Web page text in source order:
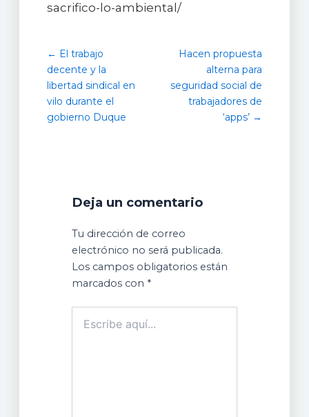
sacrifico-lo-ambiental/
← El trabajo
decente y la
libertad sindical en
vilo durante el
gobierno Duque
Hacen propuesta
alterna para
seguridad social de
trabajadores de
‘apps’ →
Deja un comentario
Tu dirección de correo
electrónico no será publicada.
Los campos obligatorios están
marcados con *
aquí...